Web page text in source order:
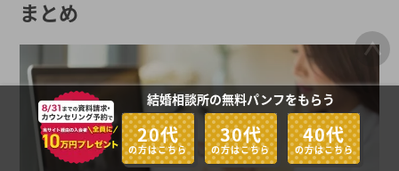
まとめ
結婚相談所の無料パンフをもらう
20代
の方はこちら
30代
の方はこちら
40代
の方はこちら